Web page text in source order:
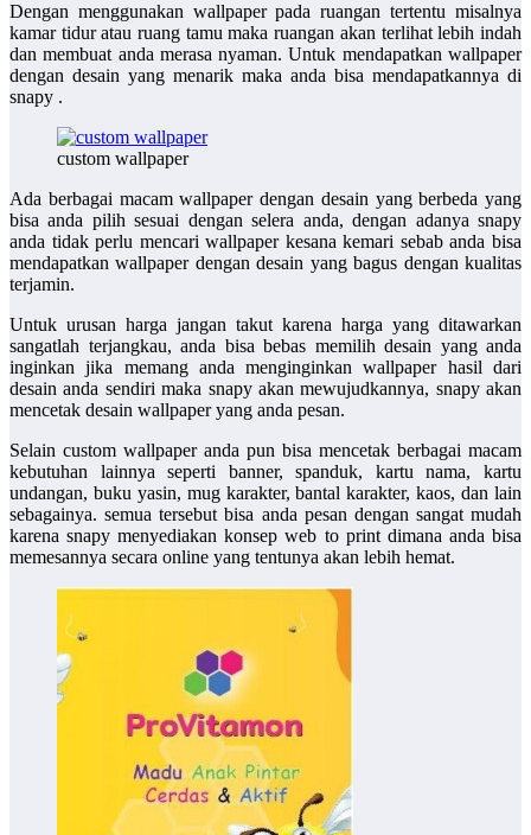
Dengan menggunakan wallpaper pada ruangan tertentu misalnya
kamar tidur atau ruang tamu maka ruangan akan terlihat lebih indah
dan membuat anda merasa nyaman. Untuk mendapatkan wallpaper
dengan desain yang menarik maka anda bisa mendapatkannya di
snapy .
custom wallpaper
Ada berbagai macam wallpaper dengan desain yang berbeda yang
bisa anda pilih sesuai dengan selera anda, dengan adanya snapy
anda tidak perlu mencari wallpaper kesana kemari sebab anda bisa
mendapatkan wallpaper dengan desain yang bagus dengan kualitas
terjamin.
Untuk urusan harga jangan takut karena harga yang ditawarkan
sangatlah terjangkau, anda bisa bebas memilih desain yang anda
inginkan jika memang anda menginginkan wallpaper hasil dari
desain anda sendiri maka snapy akan mewujudkannya, snapy akan
mencetak desain wallpaper yang anda pesan.
Selain custom wallpaperanda pun bisa mencetak berbagai macam
kebutuhan lainnya seperti banner, spanduk, kartu nama, kartu
undangan, buku yasin, mug karakter, bantal karakter, kaos, dan lain
sebagainya. semua tersebut bisa anda pesan dengan sangat mudah
karena snapy menyediakan konsep web to print dimana anda bisa
memesannya secara online yang tentunya akan lebih hemat.